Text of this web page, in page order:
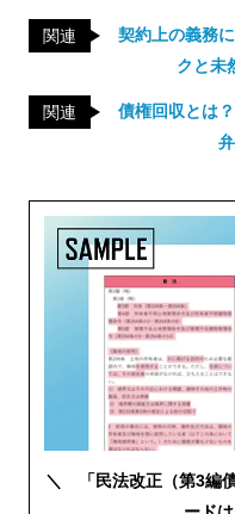
関連
契約上の義務
クと未
関連
債権回収とは
＼ 「民法改正（第3編